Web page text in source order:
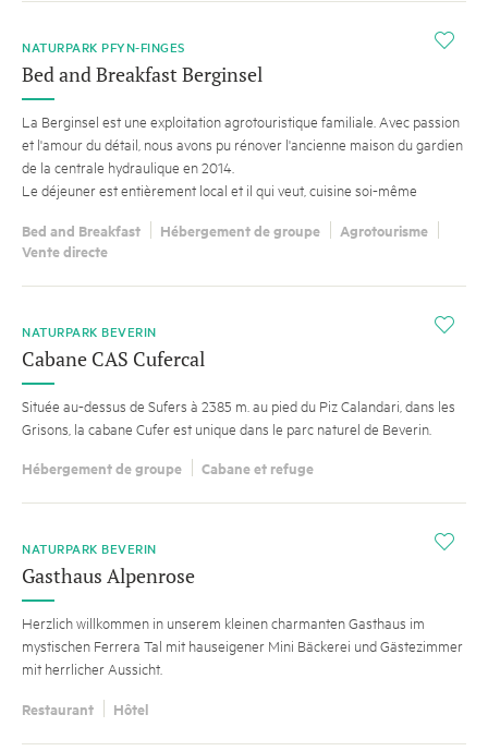
i
NATURPARK PFYN-FINGES
Bed and Breakfast Berginsel
La Berginsel est une exploitation agrotouristique familiale. Avec passion
et l'amour du détail, nous avons pu rénover l'ancienne maison du gardien
de la centrale hydraulique en 2014.
Le déjeuner est entièrement local et il qui veut, cuisine soi-même
Bed and Breakfast Hébergement de groupe
Agrotourisme
Vente directe
i
NATURPARK BEVERIN
Cabane CAS Cufercal
Située au-dessus de Sufers à 2385 m. au pied du Piz Calandari, dans les
Grisons, la cabane Cufer est unique dans le parc naturel de Beverin.
Hébergement de groupe Cabane et refuge
i
NATURPARK BEVERIN
Gasthaus Alpenrose
Herzlich willkommen in unserem kleinen charmanten Gasthaus im
mystischen Ferrera Tal mit hauseigener Mini Bäckerei und Gästezimmer
mit herrlicher Aussicht.
Restaurant Hôtel